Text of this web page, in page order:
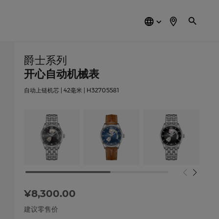
简
体
爵士系列
开心自动机械表
自动上链机芯 | 42毫米 | H32705581
¥8,300.00
建议零售价